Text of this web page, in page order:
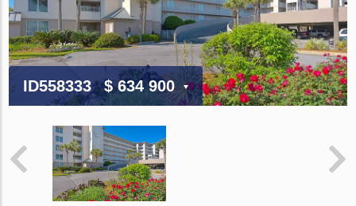
ID558333 $ 634 900